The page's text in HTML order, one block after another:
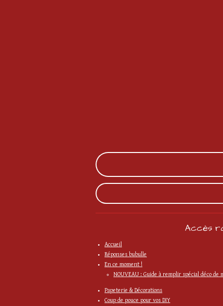
Accès
Accueil
Réponses bubulle
En ce moment !
NOUVEAU : Guide à remplir spécial déco de
Papeterie & Décorations
Coup de pouce pour vos DIY